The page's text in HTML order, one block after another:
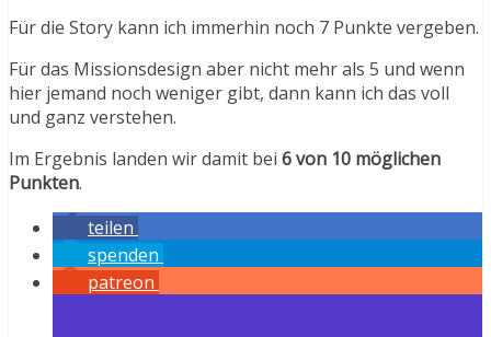
Für die Story kann ich immerhin noch 7 Punkte vergeben.
Für das Missionsdesign aber nicht mehr als 5 und wenn
hier jemand noch weniger gibt, dann kann ich das voll
und ganz verstehen.
Im Ergebnis landen wir damit bei 6 von 10 möglichen
Punkten.
teilen
spenden
patreon